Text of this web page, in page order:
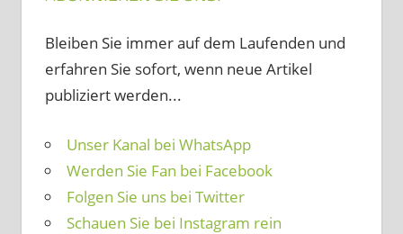
Bleiben Sie immer auf dem Laufenden und
erfahren Sie sofort, wenn neue Artikel
publiziert werden...
Unser Kanal bei WhatsApp
Werden Sie Fan bei Facebook
Folgen Sie uns bei Twitter
Schauen Sie bei Instagram rein